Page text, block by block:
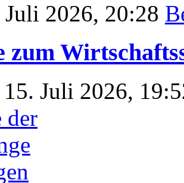
Juli 2026, 20:28
zum
Juli 2026,